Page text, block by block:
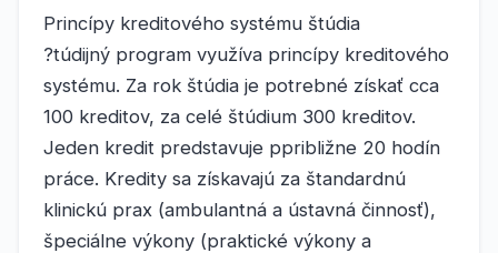
Princípy kreditového systému štúdia
?túdijný program využíva princípy kreditového
systému. Za rok štúdia je potrebné získať cca
100 kreditov, za celé štúdium 300 kreditov.
Jeden kredit predstavuje ppribližne 20 hodín
práce. Kredity sa získavajú za štandardnú
klinickú prax (ambulantná a ústavná činnosť),
špeciálne výkony (praktické výkony a